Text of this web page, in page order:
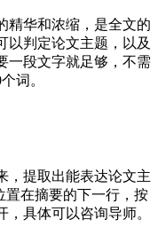
精华和浓缩，是全文的
以判定论文主题，以及
一段文字就足够，不需
词。
，提取出能表达论文主
置在摘要的下一行，按
具体可以咨询导师。